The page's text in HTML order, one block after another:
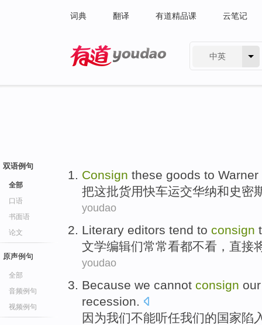
词典 翻译 有道精品课 云笔记
中英
双语例句
全部
口语
书面语
论文
原声例句
全部
音频例句
视频例句
Consign these goods to Warner
把这批货用快车运交华纳和 史密
youdao
Literary editors tend to consign
文学编辑们常常看都不看， 直接
youdao
Because we cannot consign our
recession
因为我们不能听任我们的国家陷